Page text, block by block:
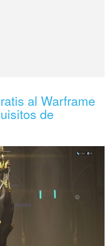
al Warframe
de